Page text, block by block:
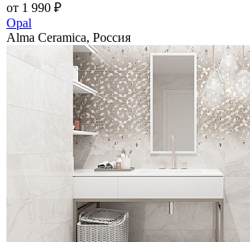
от 1 990 ₽
Opal
Alma Ceramica, Россия